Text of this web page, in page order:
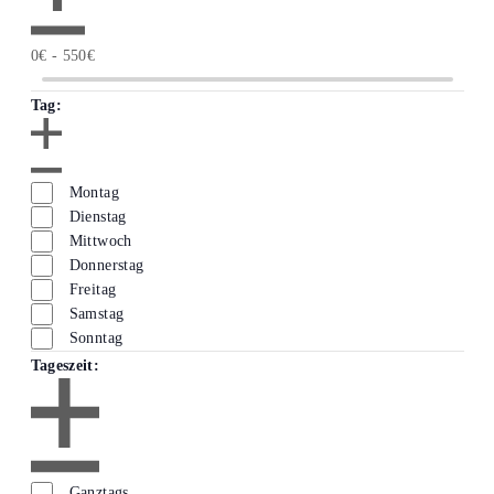
Filter
öffnenFilter
schließen
Kosten
0€ - 550€
Tag:
Filter
öffnen
Filter
schließen
Montag
Dienstag
Mittwoch
Donnerstag
Freitag
Samstag
Sonntag
Tageszeit:
Filter
öffnen